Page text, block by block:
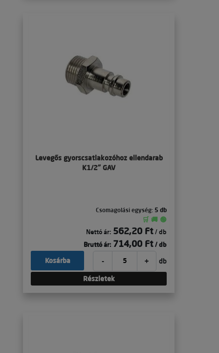
Levegős gyorscsatlakozóhoz ellendarab
K1/2" GAV
Csomagolási egység: 5 db
🛒 🚚 🟢
Nettó ár: 562,20 Ft / db
Bruttó ár: 714,00 Ft / db
- + db
Kosárba
Részletek